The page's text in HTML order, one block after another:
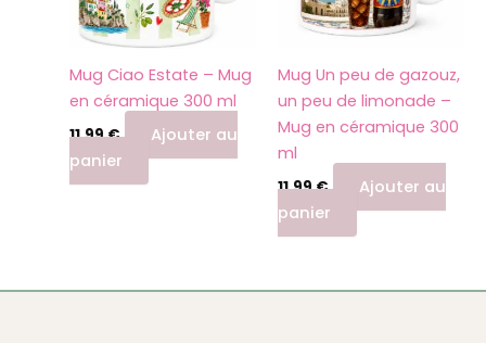
Mug Ciao Estate – Mug
en céramique 300 ml
11,99€
Ajouter au
panier
Mug Un peu de gazouz,
un peu de limonade –
Mug en céramique 300
ml
11,99€
Ajouter au
panier